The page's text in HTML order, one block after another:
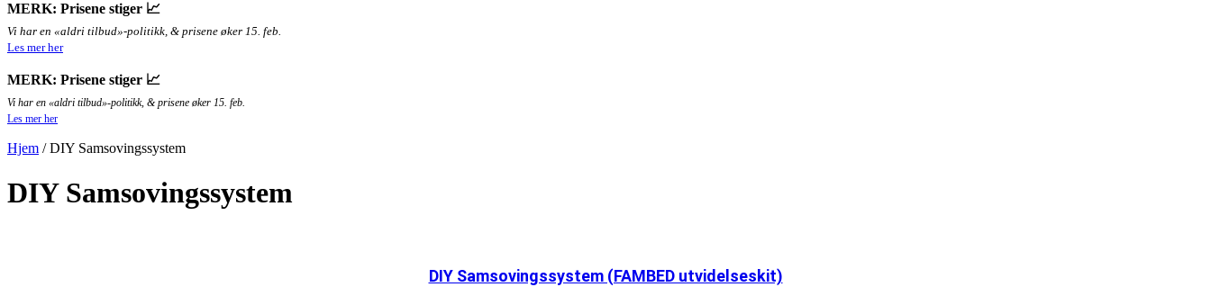
MERK: Prisene stiger 📈
Vi har en «aldri tilbud»-politikk, & prisene øker 15. feb.
Les mer her
MERK: Prisene stiger 📈
Vi har en «aldri tilbud»-politikk, & prisene øker 15. feb.
Les mer her
Hjem / DIY Samsovingssystem
DIY Samsovingssystem
DIY Samsovingssystem (FAMBED utvidelseskit)